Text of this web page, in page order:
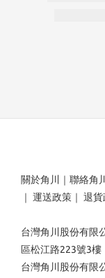
關於角川 ｜ 聯絡角川
｜ 運送政策 ｜ 退貨
台灣角川股份有限
區松江路223號3樓
台灣角川股份有限